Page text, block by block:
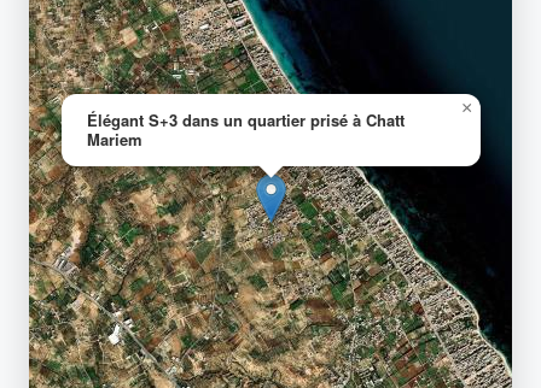
Élégant S+3 dans un quartier prisé à Chatt
Mariem
×